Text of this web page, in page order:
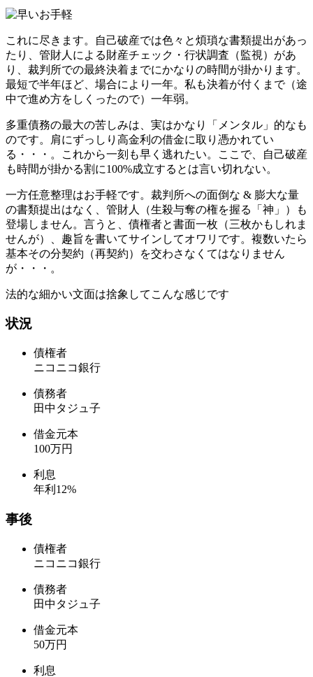
これに尽きます。自己破産では色々と煩瑣な書類提出があっ
たり、管財人による財産チェック・行状調査（監視）があ
り、裁判所での最終決着までにかなりの時間が掛かります。
最短で半年ほど、場合により一年。私も決着が付くまで（途
中で進め方をしくったので）一年弱。
多重債務の最大の苦しみは、実はかなり「メンタル」的なも
のです。肩にずっしり高金利の借金に取り憑かれてい
る・・・。これから一刻も早く逃れたい。ここで、自己破産
も時間が掛かる割に100%成立するとは言い切れない。
一方任意整理はお手軽です。裁判所への面倒な & 膨大な量
の書類提出はなく、管財人（生殺与奪の権を握る「神」）も
登場しません。言うと、債権者と書面一枚（三枚かもしれま
せんが）、趣旨を書いてサインしてオワリです。複数いたら
基本その分契約（再契約）を交わさなくてはなりません
が・・・。
法的な細かい文面は捨象してこんな感じです
状況
債権者
ニコニコ銀行
債務者
田中タジュ子
借金元本
100万円
利息
年利12%
事後
債権者
ニコニコ銀行
債務者
田中タジュ子
借金元本
50万円
利息